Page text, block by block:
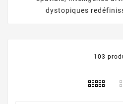
dystopiques
103